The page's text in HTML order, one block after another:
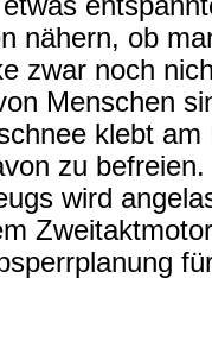
nähern, ob
zwar noch
Menschen
klebt
zu
wird